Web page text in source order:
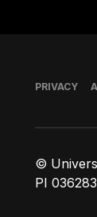
©
PI
Piè di
PRIVACY